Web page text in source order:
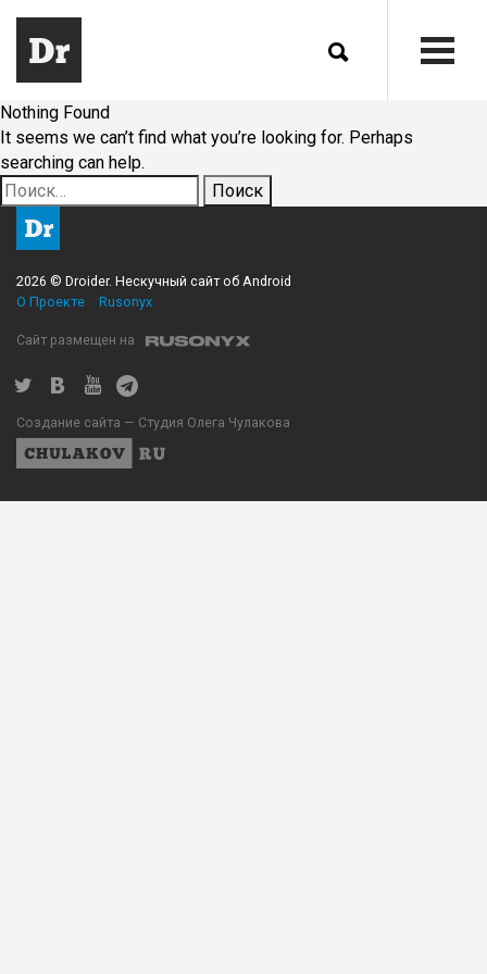
Nothing Found
It seems we can’t find what you’re looking for. Perhaps
searching can help.
Найти:
2026 © Droider. Нескучный сайт об Android
О Проекте
Rusonyx
Сайт размещен на
Создание сайта — Студия Олега Чулакова